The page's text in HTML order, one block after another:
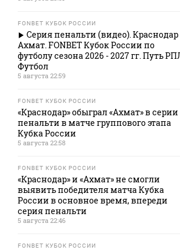
FONBET КУБОК РОССИИ
Серия пенальти (видео). Краснодар
Ахмат. FONBET Кубок России по
футболу сезона 2026 - 2027 гг. Путь
Футбол
5 августа 22:59
FONBET КУБОК РОССИИ
«Краснодар» обыграл «Ахмат» в серии
пенальти в матче группового этапа
Кубка России
5 августа 22:58
FONBET КУБОК РОССИИ
«Краснодар» и «Ахмат» не смогли
выявить победителя матча Кубка
России в основное время, впереди
серия пенальти
5 августа 22:46
FONBET КУБОК РОССИИ